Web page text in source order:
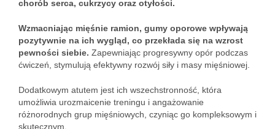
chorób serca, cukrzycy oraz otyłości.
Wzmacniając mięśnie ramion, gumy oporowe wpływają
pozytywnie na ich wygląd, co przekłada się na wzrost
pewności siebie. Zapewniając progresywny opór podczas
ćwiczeń, stymulują efektywny rozwój siły i masy mięśniowej.
Dodatkowym atutem jest ich wszechstronność, która
umożliwia urozmaicenie treningu i angażowanie
różnorodnych grup mięśniowych, czyniąc go kompleksowym i
skutecznym.